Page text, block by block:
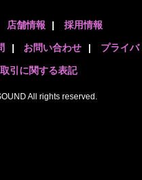
店舗情報 | 採用情報
| お問い合わせ | プライバ
引に関する表記
All rights reserved.